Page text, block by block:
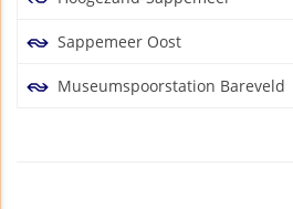
Sappemeer Oost
Museumspoorstation Bareveld